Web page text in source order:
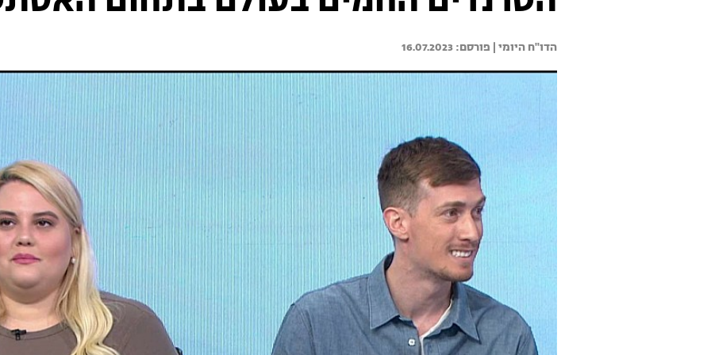
הדו"ח היומי | 16.07.2023